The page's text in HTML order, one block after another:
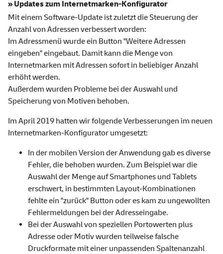
» Updates zum Internetmarken-Konfigurator
Mit einem Software-Update ist zuletzt die Steuerung der
Anzahl von Adressen verbessert worden:
Im Adressmenü wurde ein Button "Weitere Adressen
eingeben" eingebaut. Damit kann die Menge von
Internetmarken mit Adressen sofort in beliebiger Anzahl
erhöht werden.
Außerdem wurden Probleme bei der Auswahl und
Speicherung von Motiven behoben.
Im April 2019 hatten wir folgende Verbesserungen im neuen
Internetmarken-Konfigurator umgesetzt:
In der mobilen Version der Anwendung gab es diverse
Fehler, die behoben wurden. Zum Beispiel war die
Auswahl der Menge auf Smartphones und Tablets
erschwert, in bestimmten Layout-Kombinationen
fehlte ein "zurück" Button oder es kam zu ungewollten
Fehlermeldungen bei der Adresseingabe.
Bei der Auswahl von speziellen Portowerten plus
Adresse oder Motiv wurden teilweise falsche
Druckformate mit einer unpassenden Spaltenanzahl